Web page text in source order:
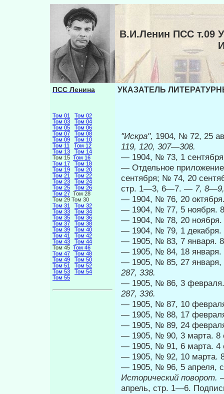
В.И.Ленин ПСС т.09
ПСС Ленина
Том 01
Том 02
Том 03
Том 04
Том 05
Том 06
Том 07
Том 08
Том 09
Том 10
Том 11
Том 12
Том 13
Том 14
Том 15 Том 16
Том 17
Том 18
Том 19
Том 20
Том 21
Том 22
Том 23
Том 24
Том 25
Том 26
Том 27 Том 28
Том 29 Том 30
Том 31
Том 32
Том 33
Том 34
Том 35
Том 36
Том 37
Том 38
Том 39
Том 40
Том 41
Том 42
Том 43
Том 44
Том 45 Том 46
Том 47
Том 48
Том 49
Том 50
Том 51
Том 52
Том 53
Том 54
Том 55
УКАЗАТЕЛЬ
"Искра", 1904, № 72, 25
119, 120, 307—308.
— 1904, № 73, 1
— Отдельное
сентября; № 74, 20
стр. 1—3, 6—7. — 7, 8—9,
— 1904, № 76, 20
— 1904, № 77, 5 ноября.
— 1904, № 78, 20
— 1904, № 79, 1
— 1905, № 83, 7 января.
— 1905, № 84, 18
— 1905, № 85, 27
287, 338.
— 1905, № 86, 3
287, 336.
— 1905, № 87, 10
— 1905, № 88, 17
— 1905, № 89, 24
— 1905, № 90, 3 марта.
— 1905, № 91, 6 марта.
— 1905, № 92, 10 марта.
— 1905, № 96, 5 апреля,
Исторический поворот.
апрель, стр. 1—6.